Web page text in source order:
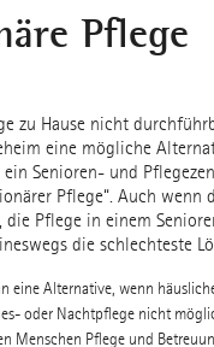
Pflege
zu Hause nicht
eine mögliche
Senioren- und
Pflege“. Auch wenn
Pflege in einem
die schlechteste
eine Alternative, wenn
oder Nachtpflege nicht
Menschen Pflege und